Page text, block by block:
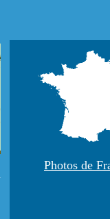
Photos de